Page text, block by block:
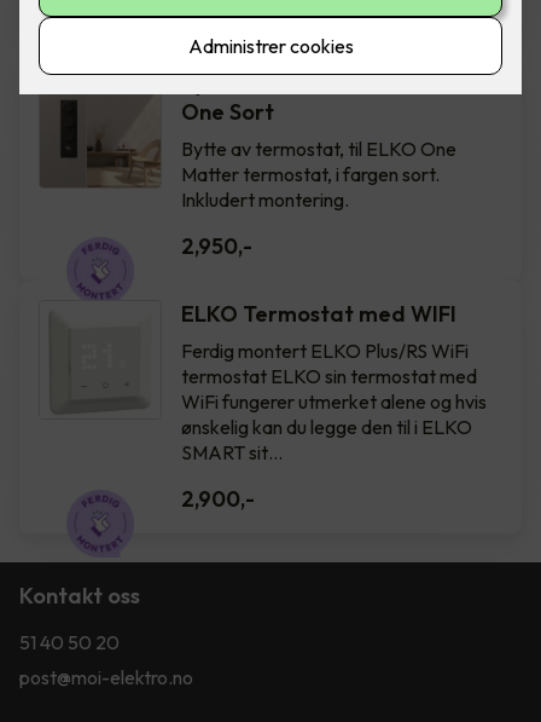
2,850,-
Bytte av termostat - ELKO
One Sort
Bytte av termostat, til ELKO One
Matter termostat, i fargen sort.
Inkludert montering.
2,950,-
ELKO Termostat med WIFI
Ferdig montert ELKO Plus/RS WiFi
termostat ELKO sin termostat med
WiFi fungerer utmerket alene og hvis
ønskelig kan du legge den til i ELKO
SMART sit…
2,900,-
Kontakt oss
51 40 50 20
post@moi-elektro.no